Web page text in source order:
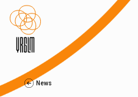
News